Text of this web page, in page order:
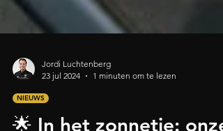
23 jul 2024
NIEUWS